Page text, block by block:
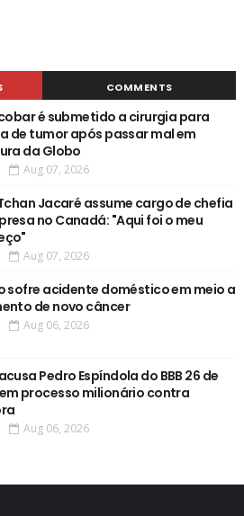
COMMENTS
é submetido a cirurgia para
de tumor após passar mal em
da Globo
Aug 07, 2026
Tchan Jacaré assume cargo de chefia
no Canadá: "Aqui foi o meu
Aug 07, 2026
sofre acidente doméstico em meio a
de novo câncer
Aug 06, 2026
Pedro Espíndola do BBB 26 de
processo milionário contra
Aug 06, 2026